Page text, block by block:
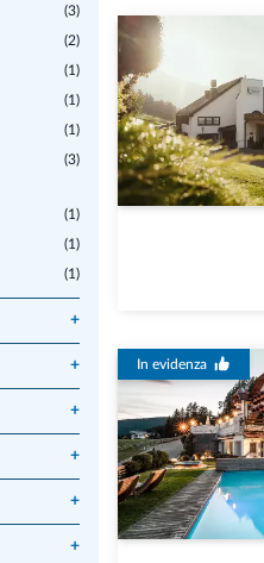
(3)
(2)
(1)
(1)
(1)
(3)
(1)
(1)
(1)
+
+
+
+
+
+
In evidenza